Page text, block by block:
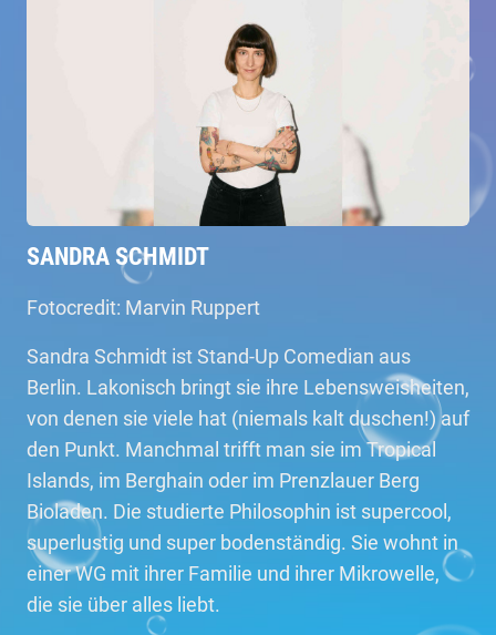
SANDRA SCHMIDT
Fotocredit: Marvin Ruppert
Sandra Schmidt ist Stand-Up Comedian aus
Berlin. Lakonisch bringt sie ihre Lebensweisheiten,
von denen sie viele hat (niemals kalt duschen!) auf
den Punkt. Manchmal trifft man sie im Tropical
Islands, im Berghain oder im Prenzlauer Berg
Bioladen. Die studierte Philosophin ist supercool,
superlustig und super bodenständig. Sie wohnt in
einer WG mit ihrer Familie und ihrer Mikrowelle,
die sie über alles liebt.